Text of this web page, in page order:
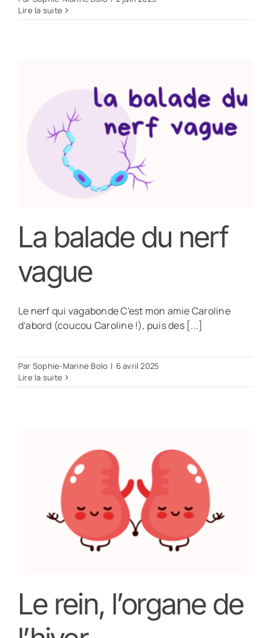
Lire la suite
La balade du nerf
vague
Le nerf qui vagabonde C'est mon amie Caroline
d'abord (coucou Caroline !), puis des [...]
Par Sophie-Marine Bolo | 6 avril 2025
Lire la suite
Le rein, l’organe de